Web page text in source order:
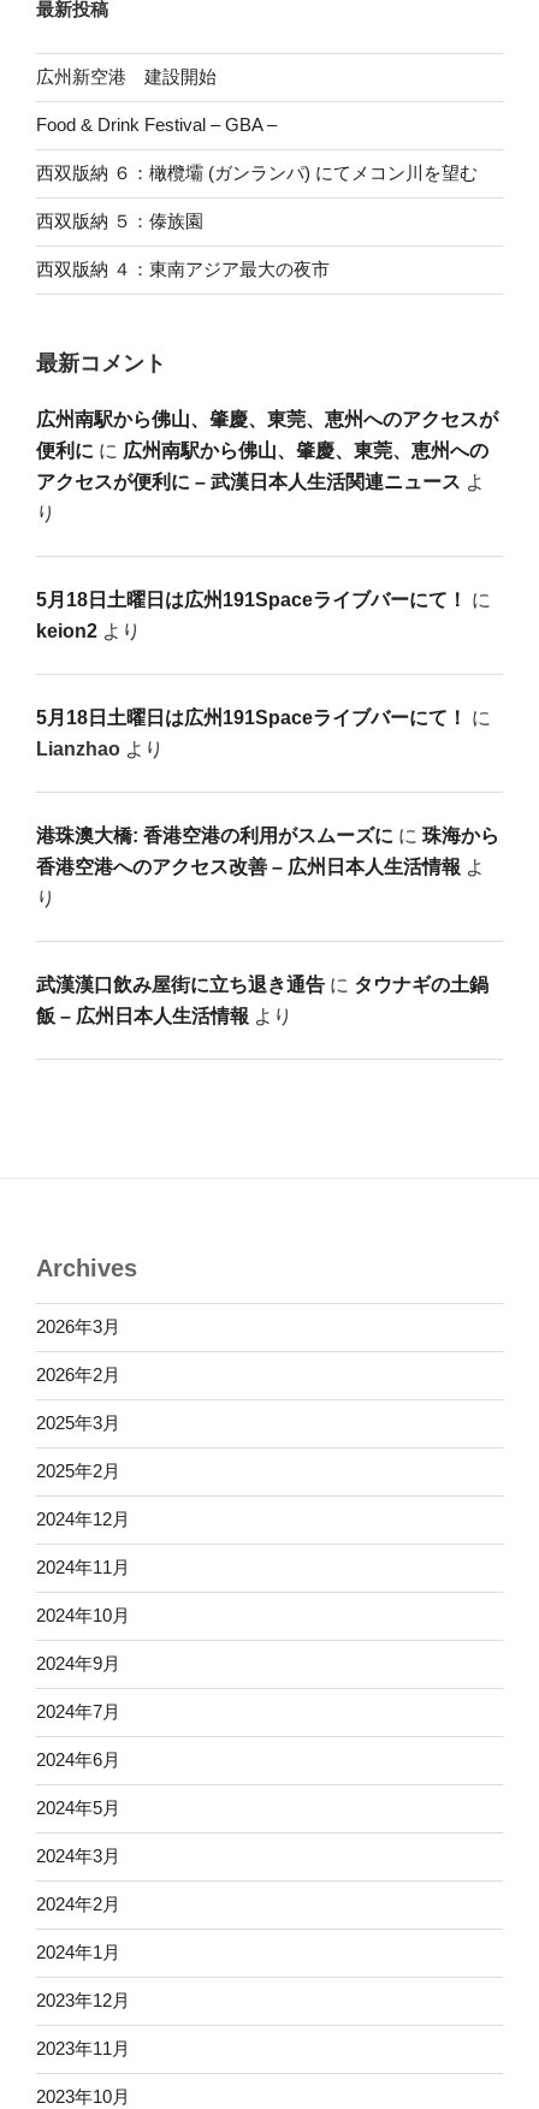
最新投稿
広州新空港 建設開始
Food & Drink Festival – GBA –
西双版納 ６：橄欖壩 (ガンランパ) にてメコン川を望む
西双版納 ５：傣族園
西双版納 ４：東南アジア最大の夜市
最新コメント
広州南駅から佛山、肇慶、東莞、恵州へのアクセスが
便利に に 広州南駅から佛山、肇慶、東莞、恵州への
アクセスが便利に – 武漢日本人生活関連ニュース よ
り
5月18日土曜日は広州191Spaceライブバーにて！
に
keion2 より
5月18日土曜日は広州191Spaceライブバーにて！
に
Lianzhao より
港珠澳大橋: 香港空港の利用がスムーズに に 珠海から
香港空港へのアクセス改善 – 広州日本人生活情報 よ
り
武漢漢口飲み屋街に立ち退き通告 に タウナギの土鍋
飯 – 広州日本人生活情報 より
Archives
2026年3月
2026年2月
2025年3月
2025年2月
2024年12月
2024年11月
2024年10月
2024年9月
2024年7月
2024年6月
2024年5月
2024年3月
2024年2月
2024年1月
2023年12月
2023年11月
2023年10月